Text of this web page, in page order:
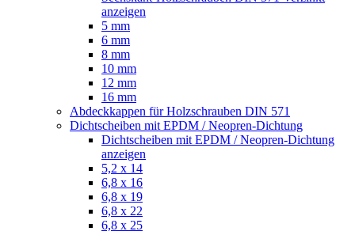
anzeigen
5 mm
6 mm
8 mm
10 mm
12 mm
16 mm
Abdeckkappen für Holzschrauben DIN 571
Dichtscheiben mit EPDM / Neopren-Dichtung
Dichtscheiben mit EPDM / Neopren-Dichtung
anzeigen
5,2 x 14
6,8 x 16
6,8 x 19
6,8 x 22
6,8 x 25